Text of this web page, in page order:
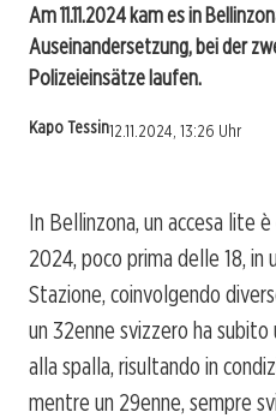
Am 11.11.2024 kam es in
Auseinandersetzung, bei der
Polizeieinsätze laufen.
Kapo Tessin12.11.2024, 13:26 Uhr
In Bellinzona, un accesa lite
2024, poco prima delle 18, in
Stazione, coinvolgendo
un 32enne svizzero ha
alla spalla, risultando in
mentre un 29enne, sempre